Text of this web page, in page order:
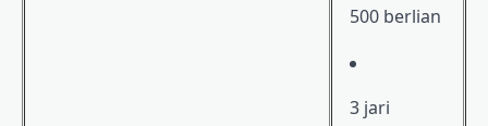
500 berlian
3 jari